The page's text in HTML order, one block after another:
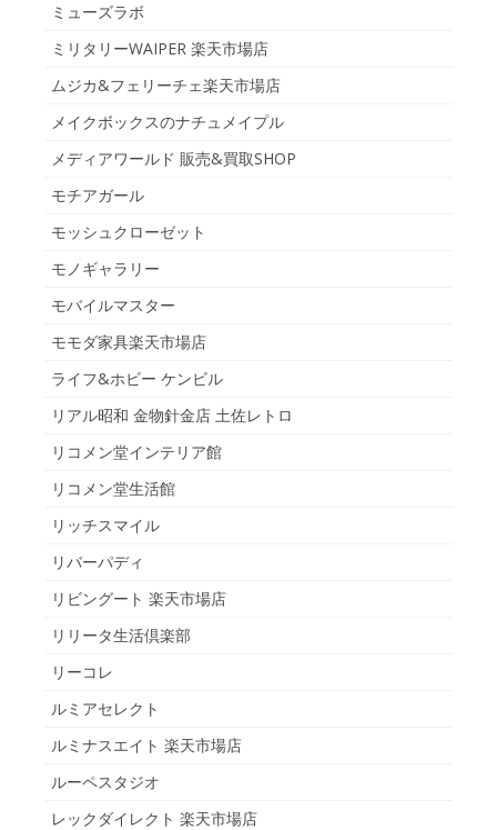
ミューズラボ
ミリタリーWAIPER 楽天市場店
ムジカ&フェリーチェ楽天市場店
メイクボックスのナチュメイプル
メディアワールド 販売&買取SHOP
モチアガール
モッシュクローゼット
モノギャラリー
モバイルマスター
モモダ家具楽天市場店
ライフ&ホビー ケンビル
リアル昭和 金物針金店 土佐レトロ
リコメン堂インテリア館
リコメン堂生活館
リッチスマイル
リバーパディ
リビングート 楽天市場店
リリータ生活倶楽部
リーコレ
ルミアセレクト
ルミナスエイト 楽天市場店
ルーペスタジオ
レックダイレクト 楽天市場店